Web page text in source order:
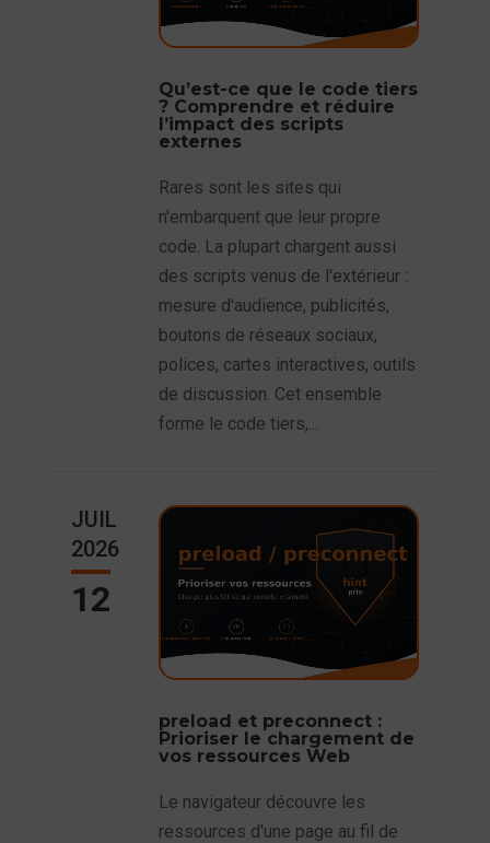
Qu’est-ce que le code tiers
? Comprendre et réduire
l’impact des scripts
externes
Rares sont les sites qui
n'embarquent que leur propre
code. La plupart chargent aussi
des scripts venus de l'extérieur :
mesure d'audience, publicités,
boutons de réseaux sociaux,
polices, cartes interactives, outils
de discussion. Cet ensemble
forme le code tiers,...
JUIL
2026
12
preload et preconnect :
Prioriser le chargement de
vos ressources Web
Le navigateur découvre les
ressources d'une page au fil de